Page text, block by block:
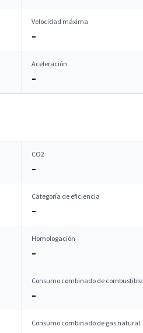
Velocidad máxima
–
Aceleración
–
CO2
–
Categoría de eficiencia
–
Homologación
–
Consumo combinado de combustible
–
Consumo combinado de gas natural